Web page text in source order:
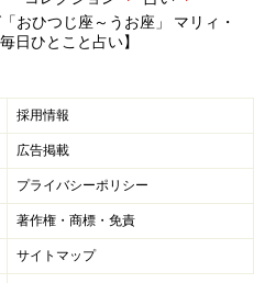
日～1月19日生まれ）
おひつじ座～うお座」 マリィ・
日ひとこと占い】
採用情報
広告掲載
プライバシーポリシー
著作権・商標・免責
サイトマップ